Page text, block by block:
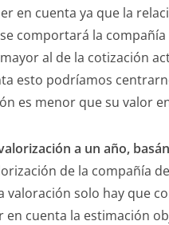
en cuenta ya que la
comportará la
al de la cotización
esto podríamos
es menor que su valor
a un año,
de la compañía
valoración solo hay que
en cuenta la estimación